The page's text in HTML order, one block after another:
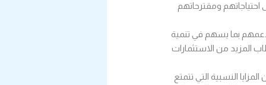
احتياجاتهم ومقترحاتهم
ودعمهم بما يسهم في تنمية
المزيد من الاستثمارات
النسبية التي تتمتع